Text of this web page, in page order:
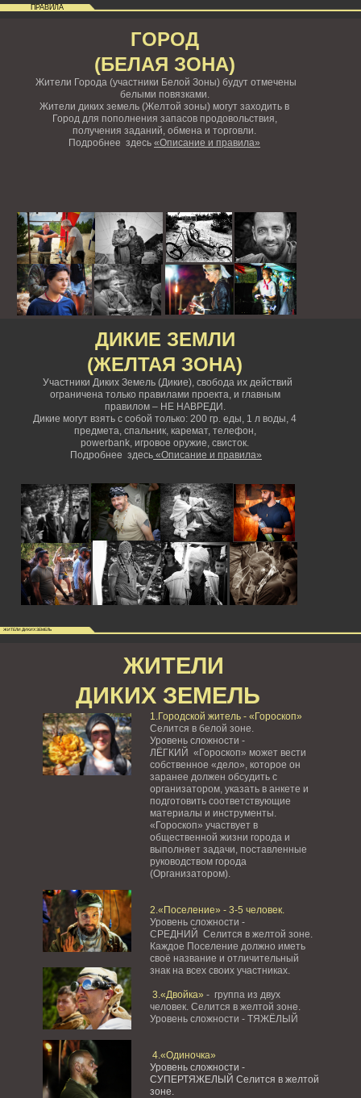
ПРАВИЛА
ГОРОД
(БЕЛАЯ ЗОНА)
Жители Города (участники Белой Зоны) будут отмечены
белыми повязками.
Жители диких земель (Желтой зоны) могут заходить в
Город для пополнения запасов продовольствия,
получения заданий, обмена и торговли.
Подробнее здесь «Описание и правила»
ДИКИЕ ЗЕМЛИ
(ЖЕЛТАЯ ЗОНА)
Участники Диких Земель (Дикие), свобода их действий
ограничена только правилами проекта, и главным
правилом – НЕ НАВРЕДИ.
Дикие могут взять с собой только: 200 гр. еды, 1 л воды, 4
предмета, спальник, каремат, телефон,
powerbank, игровое оружие, свисток.
Подробнее здесь «Описание и правила»
ЖИТЕЛИ ДИКИХ ЗЕМЕЛЬ
ЖИТЕЛИ
ДИКИХ ЗЕМЕЛЬ
1.Городской житель - «Гороскоп»
Селится в белой зоне.
Уровень сложности -
ЛЁГКИЙ «Гороскоп» может вести
собственное «дело», которое он
заранее должен обсудить с
организатором, указать в анкете и
подготовить соответствующие
материалы и инструменты.
«Гороскоп» участвует в
общественной жизни города и
выполняет задачи, поставленные
руководством города
(Организатором).
2.«Поселение» - 3-5 человек.
Уровень сложности -
СРЕДНИЙ Селится в желтой зоне.
Каждое Поселение должно иметь
своё название и отличительный
знак на всех своих участниках.
3.«Двойка» - группа из двух
человек. Селится в желтой зоне.
Уровень сложности - ТЯЖЁЛЫЙ
4.«Одиночка»
Уровень сложности -
СУПЕРТЯЖЕЛЫЙ Селится в желтой
зоне.